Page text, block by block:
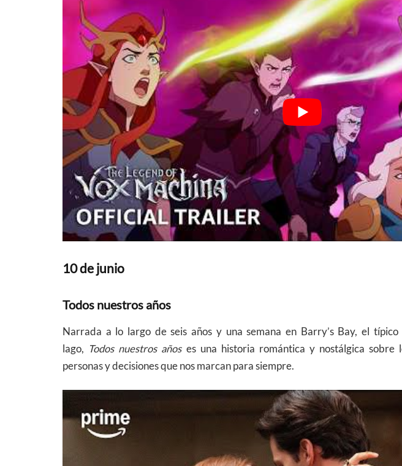
10 de junio
Todos nuestros años
Narrada a lo largo de seis años y una semana en Barry’s Bay, el
lago, Todos nuestros añoses una historia romántica y nostálgica sobre
personas y decisiones que nos marcan para siempre.